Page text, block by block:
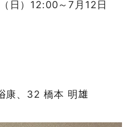
日）12:00～7月12日
康、32 橋本 明雄